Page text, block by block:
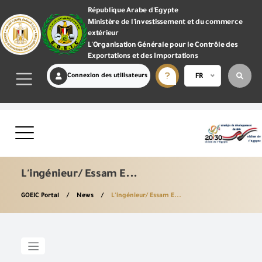
République Arabe d'Egypte
Ministère de l'investissement et du commerce
extérieur
L'Organisation Générale pour le Contrôle des
Exportations et des Importations
Connexion des utilisateurs FR
L'ingénieur/ Essam E...
GOEIC Portal News L'ingénieur/ Essam E...